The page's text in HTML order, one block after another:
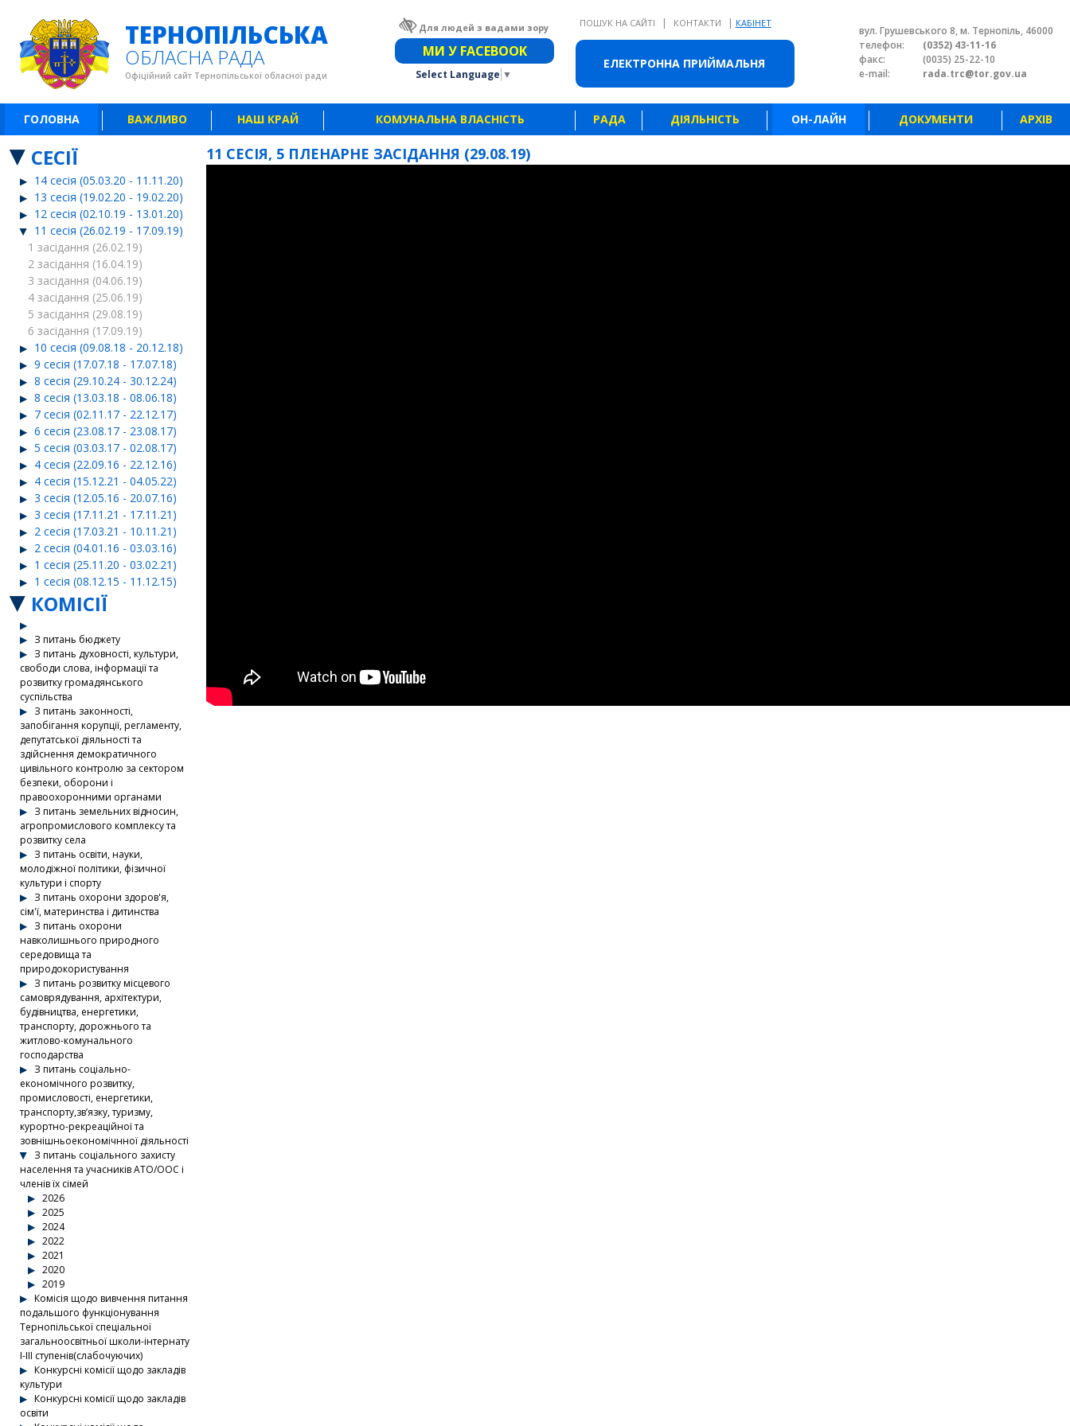
ЕЛЕКТРОННА ПРИЙМАЛЬНЯ
ТЕРНОПІЛЬСЬКА
ОБЛАСНА РАДА
Офіційний сайт Тернопільської обласної ради
Для людей з вадами зору Звичайна версія сайту
МИ У FACEBOOK
Select Language ▼
ПОШУК НА САЙТІ | КОНТАКТИ | КАБІНЕТ
вул. Грушевського 8, м. Тернопіль, 46000
телефон:
(0352) 43-11-16
факс:
(0035) 25-22-10
e-mail:
rada.trc@tor.gov.ua
ГОЛОВНА ВАЖЛИВО НАШ КРАЙ КОМУНАЛЬНА ВЛАСНІСТЬ РАДА ДІЯЛЬНІСТЬ ОН-ЛАЙН ДОКУМЕНТИ АРХІВ
СЕСІЇ
14 сесія (05.03.20 - 11.11.20)
13 сесія (19.02.20 - 19.02.20)
12 сесія (02.10.19 - 13.01.20)
11 сесія (26.02.19 - 17.09.19)
1 засідання (26.02.19)
2 засідання (16.04.19)
3 засідання (04.06.19)
4 засідання (25.06.19)
5 засідання (29.08.19)
6 засідання (17.09.19)
10 сесія (09.08.18 - 20.12.18)
9 сесія (17.07.18 - 17.07.18)
8 сесія (29.10.24 - 30.12.24)
8 сесія (13.03.18 - 08.06.18)
7 сесія (02.11.17 - 22.12.17)
6 сесія (23.08.17 - 23.08.17)
5 сесія (03.03.17 - 02.08.17)
4 сесія (22.09.16 - 22.12.16)
4 сесія (15.12.21 - 04.05.22)
3 сесія (12.05.16 - 20.07.16)
3 сесія (17.11.21 - 17.11.21)
2 сесія (17.03.21 - 10.11.21)
2 сесія (04.01.16 - 03.03.16)
1 сесія (25.11.20 - 03.02.21)
1 сесія (08.12.15 - 11.12.15)
КОМІСІЇ
З питань бюджету
З питань духовності, культури,
свободи слова, інформації та
розвитку громадянського
суспільства
З питань законності,
запобігання корупції, регламенту,
депутатської діяльності та
здійснення демократичного
цивільного контролю за сектором
безпеки, оборони і
правоохоронними органами
З питань земельних відносин,
агропромислового комплексу та
розвитку села
З питань освіти, науки,
молодіжної політики, фізичної
культури і спорту
З питань охорони здоров'я,
сім'ї, материнства і дитинства
З питань охорони
навколишнього природного
середовища та
природокористування
З питань розвитку місцевого
самоврядування, архітектури,
будівництва, енергетики,
транспорту, дорожнього та
житлово-комунального
господарства
З питань соціально-
економічного розвитку,
промисловості, енергетики,
транспорту,зв’язку, туризму,
курортно-рекреаційної та
зовнішньоекономічнної діяльності
З питань соціального захисту
населення та учасників АТО/ООС і
членів їх сімей
2026
2025
2024
2022
2021
2020
2019
Комісія щодо вивчення питання
подальшого функціонування
Тернопільської спеціальної
загальноосвітньої школи-інтернату
І-ІІІ ступенів(слабочуючих)
Конкурсні комісії щодо закладів
культури
Конкурсні комісії щодо закладів
освіти
11 СЕСІЯ, 5 ПЛЕНАРНЕ ЗАСІДАННЯ (29.08.19)